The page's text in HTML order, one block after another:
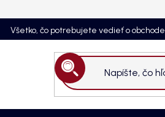
Všetko, čo potrebujete vedieť o obchode
Hľadať